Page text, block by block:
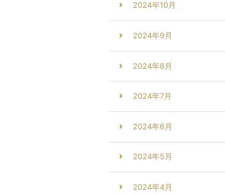
2024年10月
2024年9月
2024年8月
2024年7月
2024年6月
2024年5月
2024年4月